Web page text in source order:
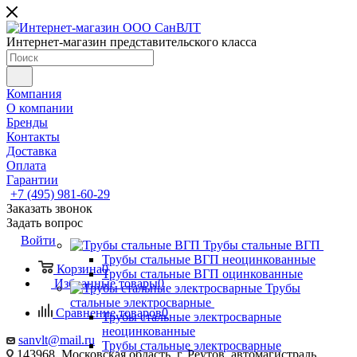
Интернет-магазин представительского класса
Компания
О компании
Бренды
Контакты
Доставка
Оплата
Гарантии
+7 (495) 981-60-29
Заказать звонок
Задать вопрос
Войти
Корзина0
Избранные товары0
Сравнение товаров0
sanvlt@mail.ru
143968, Московская область, г. Реутов, автомагистраль
Трубы стальные ВГП
Трубы стальные ВГП неоцинкованные
Трубы стальные ВГП оцинкованные
Трубы
стальные электросварные
Трубы стальные электросварные
неоцинкованные
Трубы стальные электросварные